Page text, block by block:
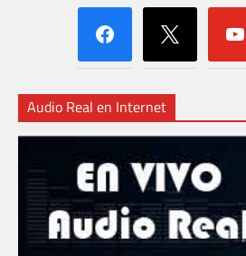
facebook x youtube
Audio Real en Internet